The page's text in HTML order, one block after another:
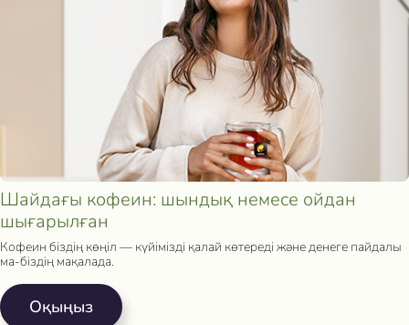
Шайдағы кофеин: шындық немесе ойдан
шығарылған
Кофеин біздің көңіл — күйімізді қалай көтереді және денеге пайдалы
ма-біздің мақалада.
Oқыңыз